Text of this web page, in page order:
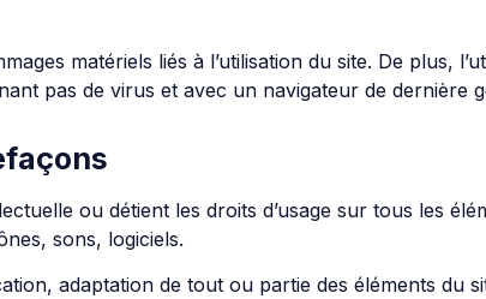
matériels liés à l’utilisation du site. De plus,
pas de virus et avec un navigateur de dernière
ou détient les droits d’usage sur tous les
sons, logiciels.
adaptation de tout ou partie des éléments du